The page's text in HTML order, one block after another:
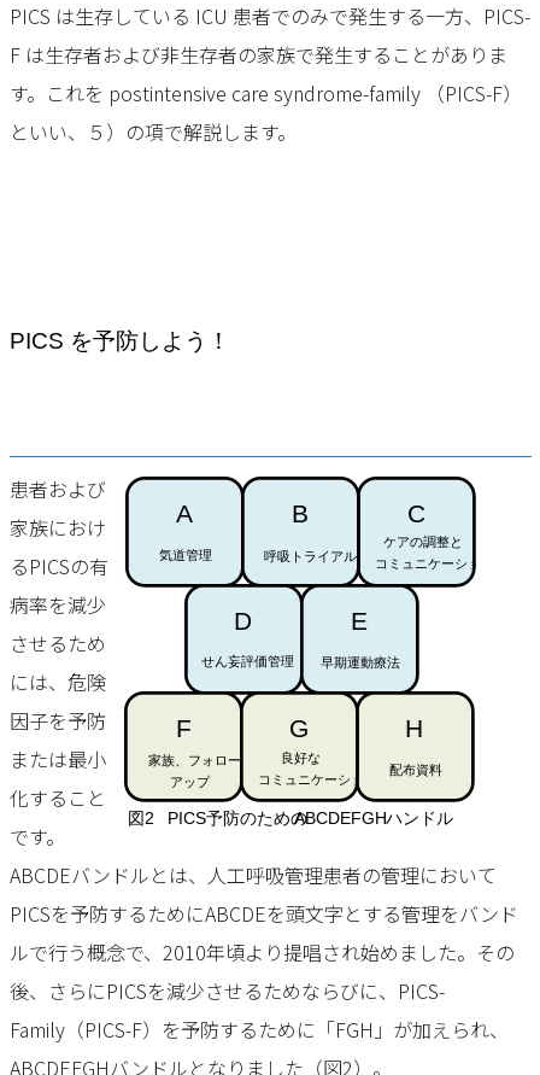
PICS は⽣存している ICU 患者でのみで発⽣する⼀⽅、PICS-
F は生存者および非生存者の家族で発生することがありま
す。これを postintensive care syndrome-family （PICS-F）
といい、５）の項で解説します。
PICS を予防しよう！
患者および
家族におけ
るPICSの有
病率を減少
させるため
には、危険
因子を予防
または最小
化すること
です。
ABCDEバンドルとは、人工呼吸管理患者の管理において
PICSを予防するためにABCDEを頭文字とする管理をバンド
ルで行う概念で、2010年頃より提唱され始めました。その
後、さらにPICSを減少させるためならびに、PICS-
Family（PICS-F）を予防するために「FGH」が加えられ、
ABCDEFGHバンドルとなりました（図2）。